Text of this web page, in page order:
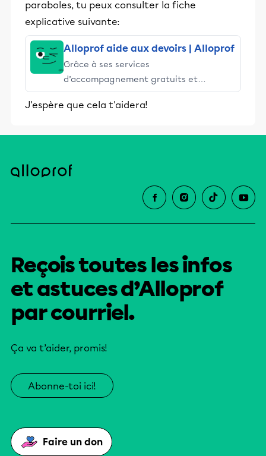
paraboles, tu peux consulter la fiche
explicative suivante:
Alloprof aide aux devoirs | Alloprof
Grâce à ses services
d’accompagnement gratuits et
stimulants, Alloprof engage les élèves
et leurs parents dans la réussite
J'espère que cela t'aidera!
Reçois toutes les infos
et astuces d’Alloprof
par courriel.
Ça va t’aider, promis!
Abonne-toi ici!
Faire un don